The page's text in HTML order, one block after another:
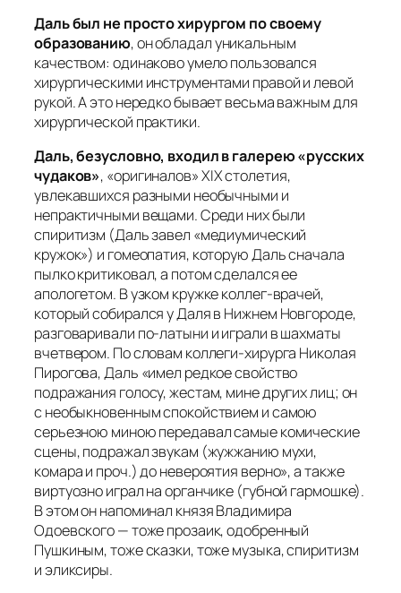
Даль был не просто хирургом по своему
образованию, он обладал уникальным
качеством: одинаково умело пользовался
хирургическими инструментами правой и левой
рукой. А это нередко бывает весьма важным для
хирургической практики.
Даль, безусловно, входил в галерею «русских
чудаков», «оригиналов» XIX столетия,
увлекавшихся разными необычными и
непрактичными вещами. Среди них были
спиритизм (Даль завел «медиумический
кружок») и гомеопатия, которую Даль сначала
пылко критиковал, а потом сделался ее
апологетом. В узком кружке коллег-врачей,
который собирался у Даля в Нижнем Новгороде,
разговаривали по-латыни и играли в шахматы
вчетвером. По словам коллеги-хирурга Николая
Пирогова, Даль «имел редкое свойство
подражания голосу, жестам, мине других лиц; он
с необыкновенным спокойствием и самою
серьезною миною передавал самые комические
сцены, подражал звукам (жужжанию мухи,
комара и проч.) до невероятия верно», а также
виртуозно играл на органчике (губной гармошке).
В этом он напоминал князя Владимира
Одоевского — тоже прозаик, одобренный
Пушкиным, тоже сказки, тоже музыка, спиритизм
и эликсиры.